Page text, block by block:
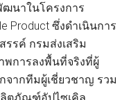
นาในโครงการ
Product ซึ่งดำเนินการ
รค์ กรมส่งเสริม
พการลงพื้นที่จริงที่ผู้
จากทีมผู้เชี่ยวชาญ รวม